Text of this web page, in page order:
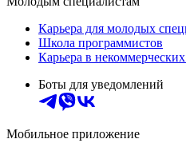
Карьера для молодых
Школа программистов
Карьера в
Боты для уведомлений
Мобильное приложение